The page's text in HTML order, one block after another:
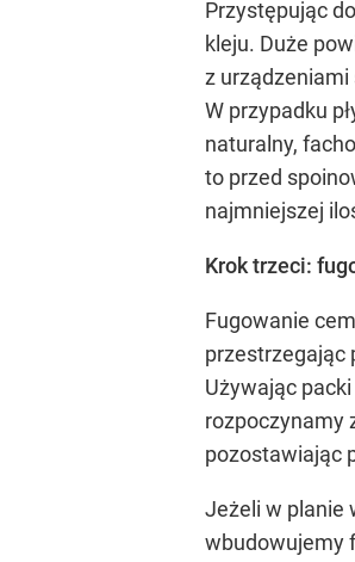
Przystępując
kleju. Duże
z
W przypadku
naturalny,
to przed
najmniejszej
Krok trzeci:
Fugowanie
przestrzegając
Używając
rozpoczynamy
pozostawiając
Jeżeli w planie
wbudowujemy